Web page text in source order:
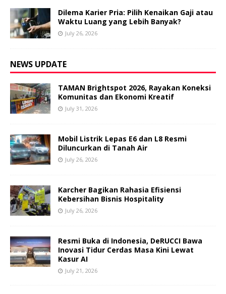
Dilema Karier Pria: Pilih Kenaikan Gaji atau
Waktu Luang yang Lebih Banyak?
July 26, 2026
NEWS UPDATE
TAMAN Brightspot 2026, Rayakan Koneksi
Komunitas dan Ekonomi Kreatif
July 31, 2026
Mobil Listrik Lepas E6 dan L8 Resmi
Diluncurkan di Tanah Air
July 26, 2026
Karcher Bagikan Rahasia Efisiensi
Kebersihan Bisnis Hospitality
July 26, 2026
Resmi Buka di Indonesia, DeRUCCI Bawa
Inovasi Tidur Cerdas Masa Kini Lewat
Kasur AI
July 21, 2026